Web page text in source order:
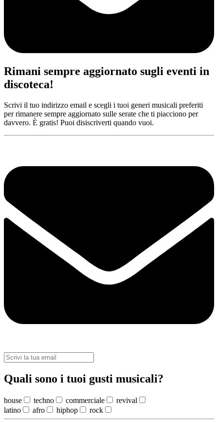
Rimani sempre aggiornato sugli eventi in
discoteca!
Scrivi il tuo indirizzo email e scegli i tuoi generi musicali preferiti
per rimanere sempre aggiornato sulle serate che ti piacciono per
davvero. È gratis! Puoi disiscriverti quando vuoi.
Quali sono i tuoi gusti musicali?
house techno commerciale
revival
latino
afro hiphop rock